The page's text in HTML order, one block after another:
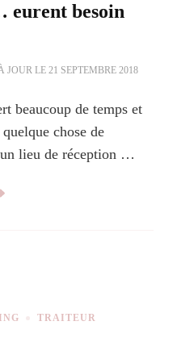
eurent besoin
JOUR LE 21 SEPTEMBRE 2018
beaucoup de temps et
chose de
lieu de réception …
TRAITEUR